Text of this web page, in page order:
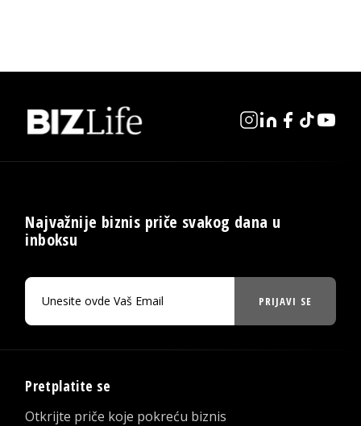
Najvažnije biznis priče svakog dana u
inboksu
PRIJAVI SE
Pretplatite se
Otkrijte priče koje pokreću biznis